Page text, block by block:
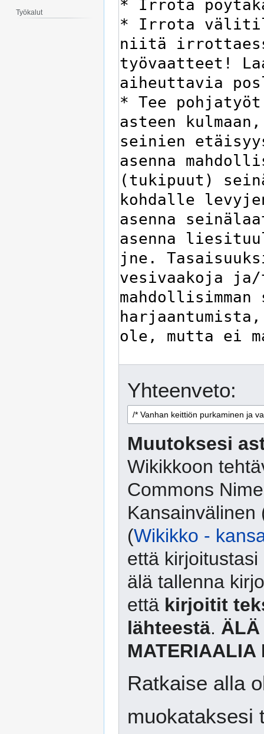
Yhteenveto:
Muutoksesi
Wikikkoon
Commons
Kansainvälinen
(Wikikko -
että
älä tallenna
että kirjoitit
lähteestä. ÄLÄ
MATERIAALIA
Ratkaise alla
muokataksesi
Työkalut